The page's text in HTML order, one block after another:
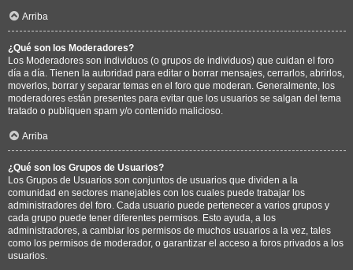
Arriba
¿Qué son los Moderadores?
Los Moderadores son individuos (o grupos de individuos) que cuidan el foro
día a día. Tienen la autoridad para editar o borrar mensajes, cerrarlos, abrirlos,
moverlos, borrar y separar temas en el foro que moderan. Generalmente, los
moderadores están presentes para evitar que los usuarios se salgan del tema
tratado o publiquen spam y/o contenido malicioso.
Arriba
¿Qué son los Grupos de Usuarios?
Los Grupos de Usuarios son conjuntos de usuarios que dividen a la
comunidad en sectores manejables con los cuales puede trabajar los
administradores del foro. Cada usuario puede pertenecer a varios grupos y
cada grupo puede tener diferentes permisos. Esto ayuda, a los
administradores, a cambiar los permisos de muchos usuarios a la vez, tales
como los permisos de moderador, o garantizar el acceso a foros privados a los
usuarios.